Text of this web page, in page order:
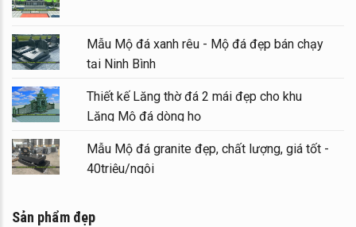
Mẫu Mộ đá xanh rêu - Mộ đá đẹp bán chạy
tại Ninh Bình
Thiết kế Lăng thờ đá 2 mái đẹp cho khu
Lăng Mộ đá dòng họ
Mẫu Mộ đá granite đẹp, chất lượng, giá tốt -
40triệu/ngôi
Sản phẩm đẹp